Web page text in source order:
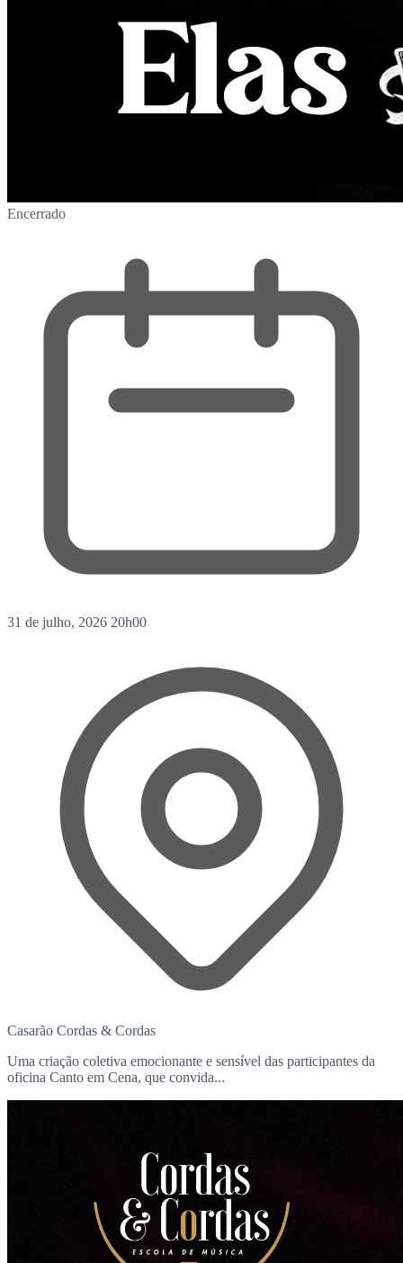
Encerrado
31 de julho, 2026 20h00
Casarão Cordas & Cordas
Uma criação coletiva emocionante e sensível das participantes da
oficina Canto em Cena, que convida...